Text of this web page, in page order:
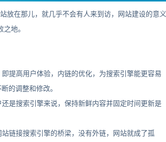
在那儿，就几乎不会有人来到访，网站建设的意义
地。
提高用户体验，内链的优化，为搜索引擎能更容易
的调整和修改。
是搜索引擎来说，保持新鲜内容并固定时间更新是
链接搜索引擎的桥梁，没有外链，网站就成了孤